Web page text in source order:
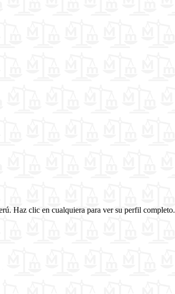
Haz clic en cualquiera para ver su perfil completo.